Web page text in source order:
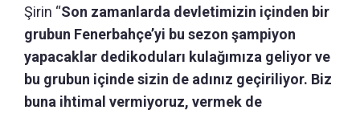
Şirin “Son zamanlarda devletimizin içinden bir
grubun Fenerbahçe’yi bu sezon şampiyon
yapacaklar dedikoduları kulağımıza geliyor ve
bu grubun içinde sizin de adınız geçiriliyor. Biz
buna ihtimal vermiyoruz, vermek de